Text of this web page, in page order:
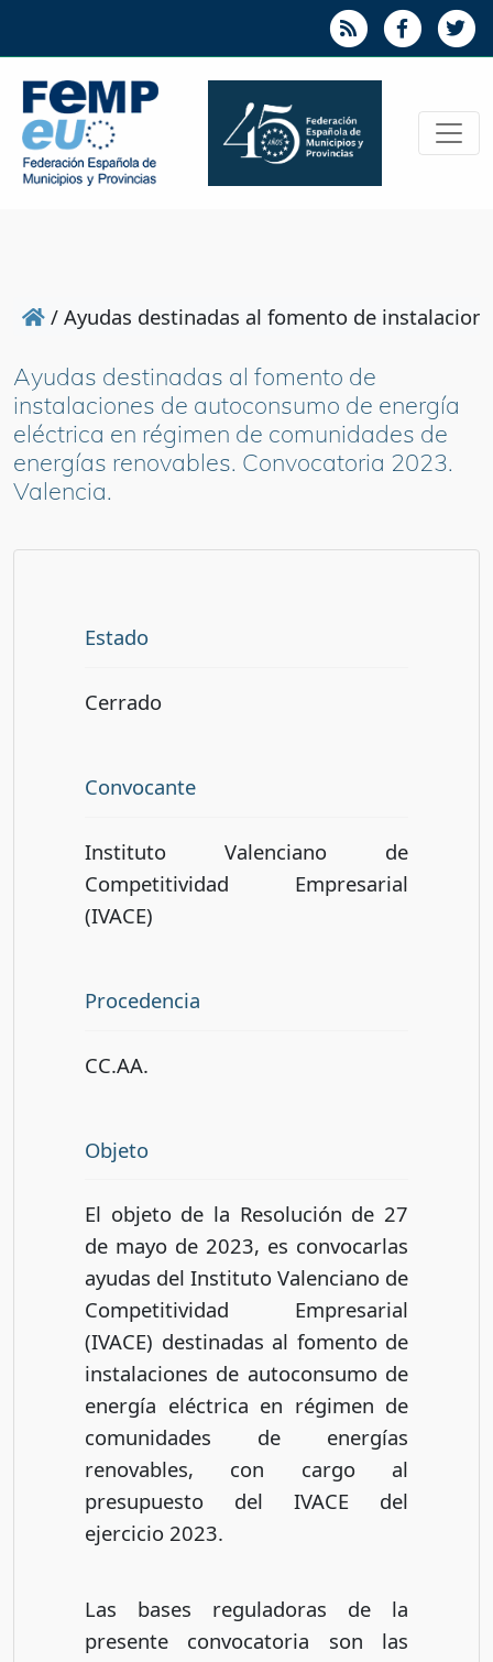
/ Ayudas destinadas al fomento de
Ayudas destinadas al fomento de
instalaciones de autoconsumo de energía
eléctrica en régimen de comunidades de
energías renovables. Convocatoria 2023.
Valencia.
Estado
Cerrado
Convocante
Instituto Valenciano de
Competitividad Empresarial
(IVACE)
Procedencia
CC.AA.
Objeto
El objeto de la Resolución de 27
de mayo de 2023, es convocarlas
ayudas del Instituto Valenciano de
Competitividad Empresarial
(IVACE) destinadas al fomento de
instalaciones de autoconsumo de
energía eléctrica en régimen de
comunidades de energías
renovables, con cargo al
presupuesto del IVACE del
ejercicio 2023.
Las bases reguladoras de la
presente convocatoria son las